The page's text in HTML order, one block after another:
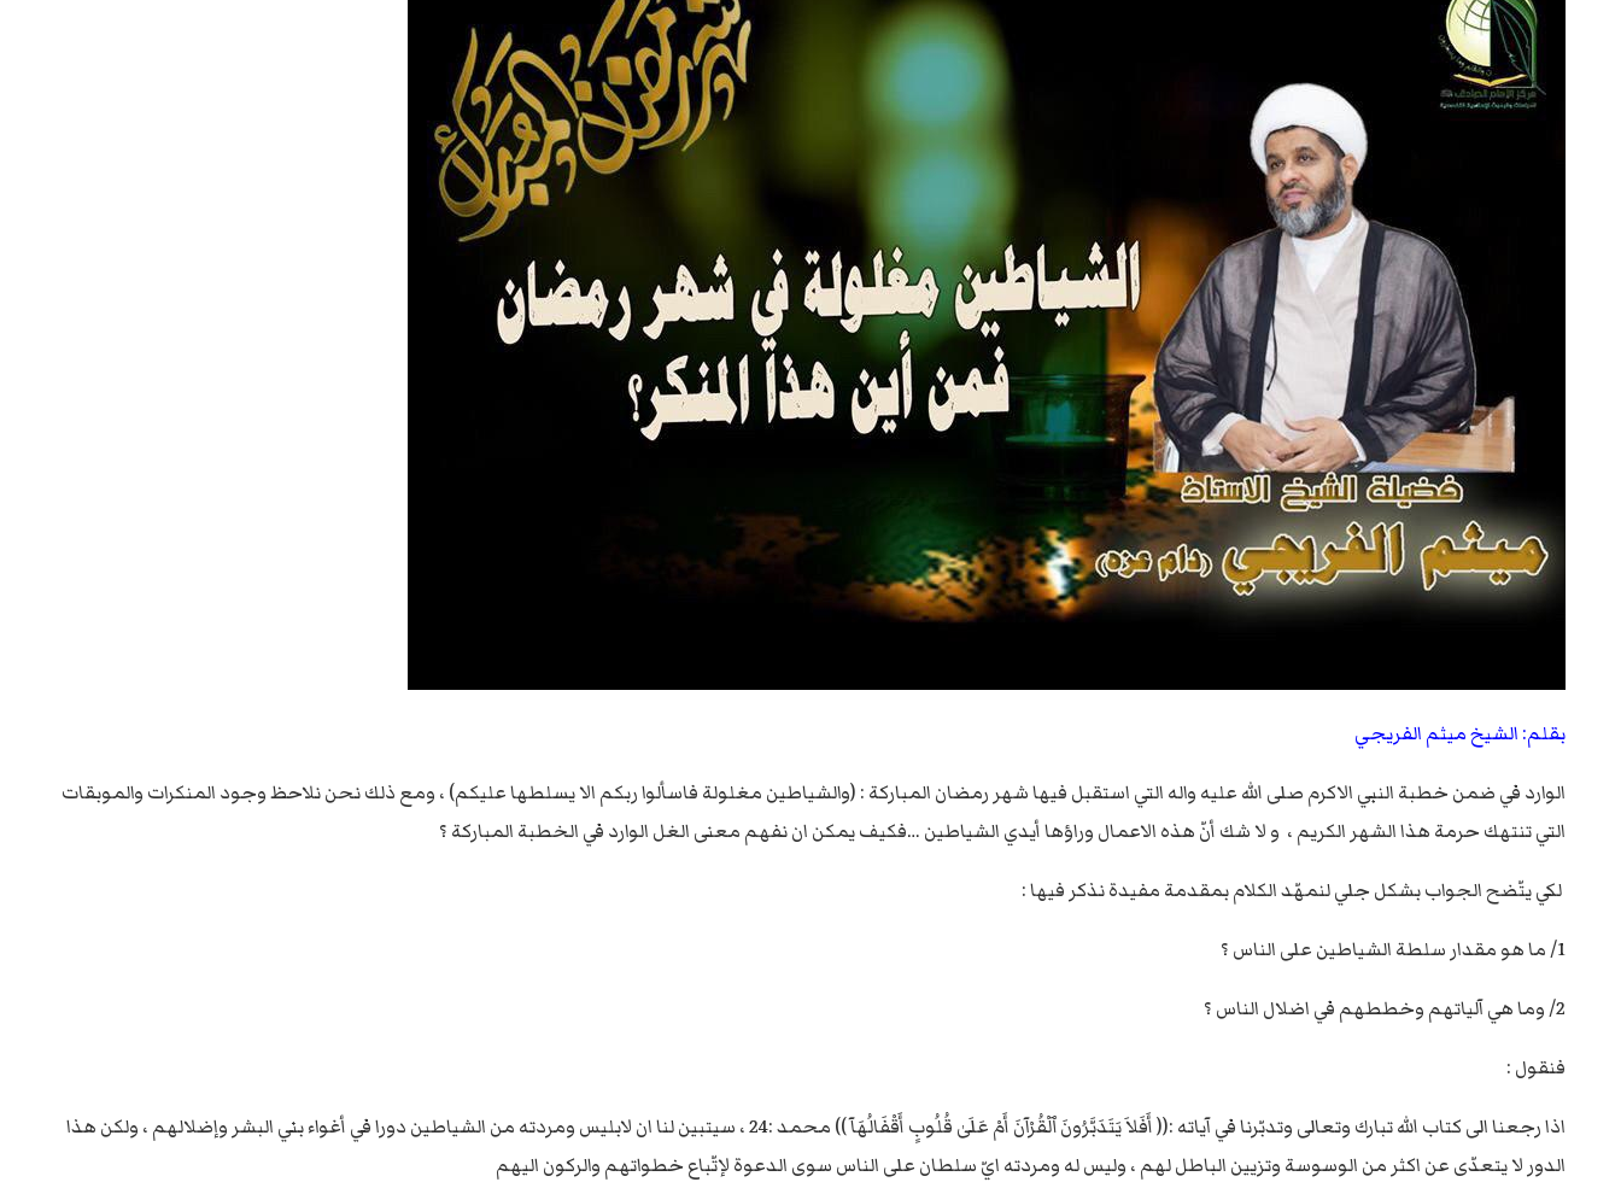
بقلم: الشيخ ميثم الفريجي
الوارد في ضمن خطبة النبي الاكرم صلى الله عليه واله التي استقبل فيها شهر رمضان المباركة : (والشياطين مغلولة فاسألوا ربكم الا يسلطها عليكم) ، ومع ذلك نحن نلاحظ وجود المنكرات والموبقات
التي تنتهك حرمة هذا الشهر الكريم ، و لا شك أنّ هذه الاعمال وراؤها أيدي الشياطين …فكيف يمكن ان نفهم معنى الغل الوارد في الخطبة المباركة ؟
لكي يتّضح الجواب بشكل جلي لنمهّد الكلام بمقدمة مفيدة نذكر فيها :
1/ ما هو مقدار سلطة الشياطين على الناس ؟
2/ وما هي آلياتهم وخططهم في اضلال الناس ؟
فنقول :
اذا رجعنا الى كتاب الله تبارك وتعالى وتدبّرنا في آياته :(( أَفَلاَ يَتَدَبَّرُونَ ٱلْقُرْآنَ أَمْ عَلَىٰ قُلُوبٍ أَقْفَالُهَآ )) محمد :24 ، سيتبين لنا ان لابليس ومردته من الشياطين دورا في أغواء بني البشر وإضلالهم ، ولكن هذا
الدور لا يتعدّى عن اكثر من الوسوسة وتزيين الباطل لهم ، وليس له ومردته ايّ سلطان على الناس سوى الدعوة لإتّباع خطواتهم والركون اليهم